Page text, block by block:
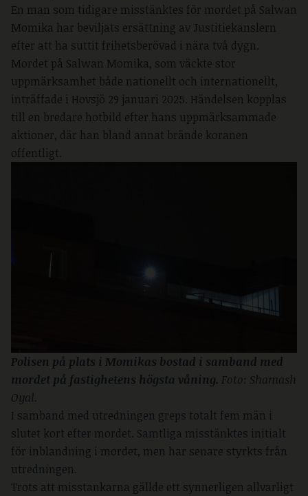
En man som tidigare misstänktes för mordet på Salwan
Momika har beviljats ersättning av Justitiekanslern
efter att ha suttit frihetsberövad i nära två dygn.
Mordet på Salwan Momika, som väckte stor
uppmärksamhet både nationellt och internationellt,
inträffade i Hovsjö 29 januari 2025. Händelsen kopplas
till en bredare hotbild efter hans uppmärksammade
aktioner, där han bland annat brände koranen
offentligt.
Polisen på plats i Momikas bostad i samband med
mordet på fastighetens högsta våning. Foto: Shamash
Oyal.
I samband med utredningen greps totalt fem män i
slutet kort efter mordet. Samtliga misstänktes initialt
för inblandning i mordet, men har senare styrkts från
utredningen.
Trots att misstankarna gällde ett synnerligen allvarligt